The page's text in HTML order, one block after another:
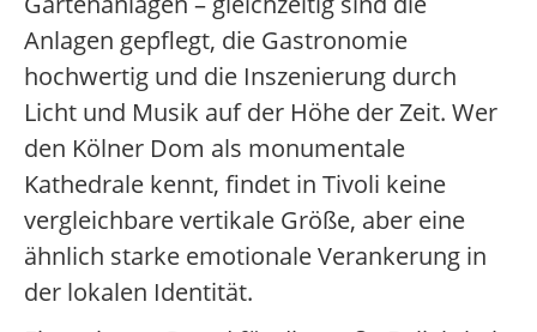
Anlagen gepflegt, die Gastronomie
hochwertig und die Inszenierung durch
Licht und Musik auf der Höhe der Zeit. Wer
den Kölner Dom als monumentale
Kathedrale kennt, findet in Tivoli keine
vergleichbare vertikale Größe, aber eine
ähnlich starke emotionale Verankerung in
der lokalen Identität.